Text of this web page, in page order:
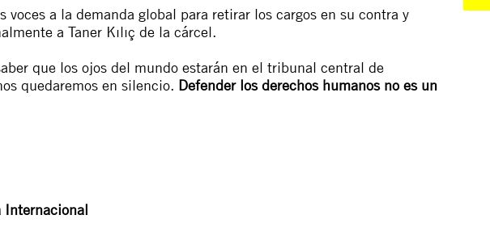
voces a la demanda global para retirar los cargos en su contra y
a Taner Kılıç de la cárcel.
que los ojos del mundo estarán en el tribunal central de
quedaremos en silencio. Defender los derechos humanos no es un
Internacional